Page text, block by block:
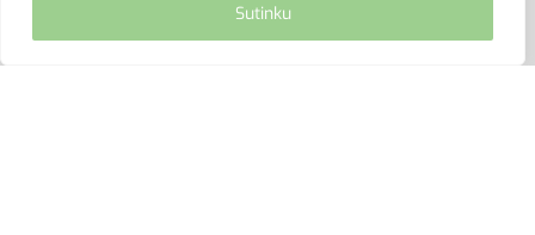
Sutinku